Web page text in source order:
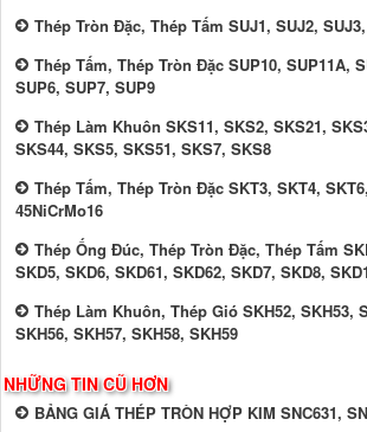
Thép Tròn Đặc, Thép Tấm SUJ1, SUJ2,
Thép Tấm, Thép Tròn Đặc SUP10, SUP11A,
SUP6, SUP7, SUP9
Thép Làm Khuôn SKS11, SKS2, SKS21,
SKS44, SKS5, SKS51, SKS7, SKS8
Thép Tấm, Thép Tròn Đặc SKT3, SKT4,
45NiCrMo16
Thép Ống Đúc, Thép Tròn Đặc, Thép Tấm
SKD5, SKD6, SKD61, SKD62, SKD7, SKD8,
Thép Làm Khuôn, Thép Gió SKH52, SKH53,
SKH56, SKH57, SKH58, SKH59
NHỮNG TIN CŨ HƠN
BẢNG GIÁ THÉP TRÒN HỢP KIM SNC631,